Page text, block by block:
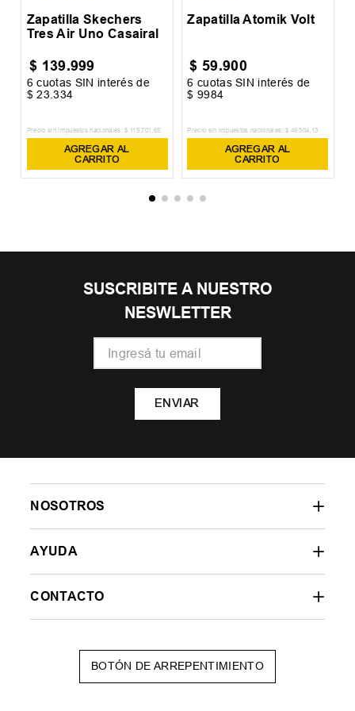
Zapatilla Skechers
Tres Air Uno Casairal
$ 139.999
6 cuotas SIN interés de
$ 23.334
Precio sin impuestos nacionales: $ 115.701 ,65
AGREGAR AL
CARRITO
Zapatilla Atomik Volt
$ 59.900
6 cuotas SIN interés de
$ 9984
Precio sin impuestos nacionales: $ 49.504, 13
AGREGAR AL
CARRITO
SUSCRIBITE A NUESTRO
NESWLETTER
ENVIAR
NOSOTROS
AYUDA
CONTACTO
BOTÓN DE ARREPENTIMIENTO